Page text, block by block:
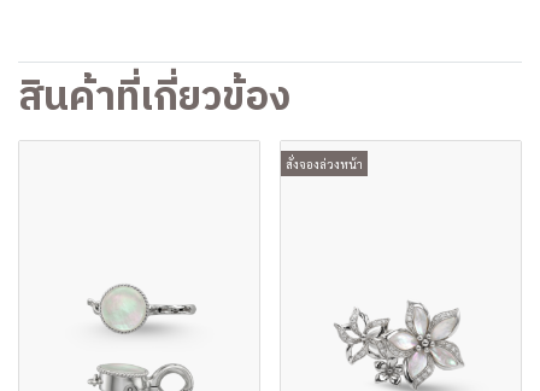
สินค้าที่เกี่ยวข้อง
สั่งจองล่วงหน้า